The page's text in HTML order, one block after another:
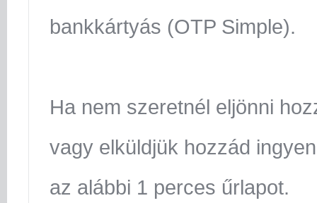
bankkártyás (OTP Simple).
Ha nem szeretnél eljönni
vagy elküldjük hozzád
az alábbi 1 perces űrlapot.